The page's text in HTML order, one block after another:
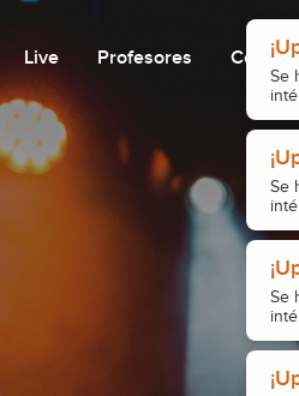
Se
Se
Se
Live Profesores Cómo